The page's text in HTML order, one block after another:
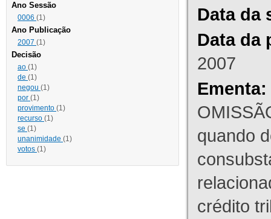
Ano Sessão
0006 (1)
Ano Publicação
2007 (1)
Decisão
ao (1)
de (1)
negou (1)
por (1)
provimento (1)
recurso (1)
se (1)
unanimidade (1)
votos (1)
Data da
Data da
2007
Ementa:
quando
crédito